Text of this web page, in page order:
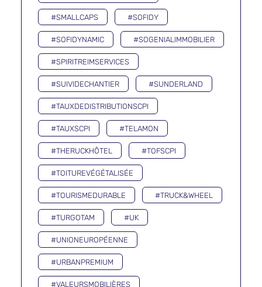
#SMALLCAPS #SOFIDY
#SOFIDYNAMIC #SOGENIALIMMOBILIER
#SPIRITREIMSERVICES
#SUIVIDECHANTIER #SUNDERLAND
#TAUXDEDISTRIBUTIONSCPI
#TAUXSCPI #TELAMON
#THERUCKHÔTEL #TOFSCPI
#TOITUREVÉGÉTALISÉE
#TOURISMEDURABLE #TRUCK&WHEEL
#TURGOTAM #UK
#UNIONEUROPÉENNE
#URBANPREMIUM
#VALEURSMOBILIÈRES